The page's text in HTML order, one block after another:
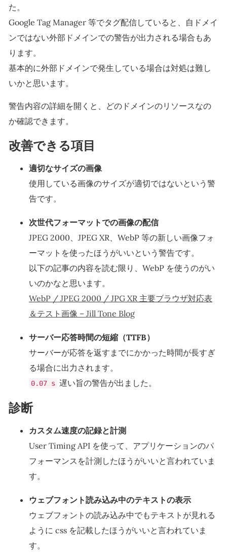
た。
Google Tag Manager 等でタグ配信していると、自ドメイ
ンではない外部ドメインでの警告が出力される場合もあ
ります。
基本的に外部ドメインで発生している場合は対処は難し
いかと思います。
警告内容の詳細を開くと、どのドメインのリソースなの
か確認できます。
改善できる項目
適切なサイズの画像
使用している画像のサイズが適切ではないという警
告です。
次世代フォーマットでの画像の配信
JPEG 2000、JPEG XR、WebP 等の新しい画像フォ
ーマットを使ったほうがいいという警告です。
以下の記事の内容を読む限り、WebP を使うのがい
いのかなと思います。
WebP / JPEG 2000 / JPG XR 主要ブラウザ対応表
＆テスト画像 – Jill Tone Blog
サーバー応答時間の短縮（TTFB）
サーバーが応答を返すまでにかかった時間が長すぎ
る場合に出力されます。
0.07 s 遅い旨の警告が出ました。
診断
カスタム速度の記録と計測
User Timing API を使って、アプリケーションのパ
フォーマンスを計測したほうがいいと言われていま
す。
ウェブフォント読み込み中のテキストの表示
ウェブフォントの読み込み中でもテキストが見れる
ように css を記載したほうがいいと言われていま
す。